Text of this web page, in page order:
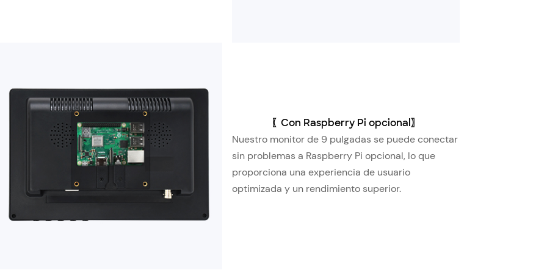
〖Con Raspberry Pi opcional〗
Nuestro monitor de 9 pulgadas se puede conectar
sin problemas a Raspberry Pi opcional, lo que
proporciona una experiencia de usuario
optimizada y un rendimiento superior.